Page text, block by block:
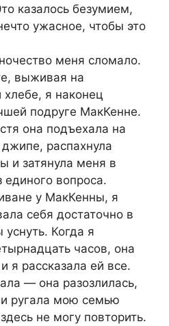
казалось безумием,
ужасное, чтобы это
меня сломало.
выживая на
я наконец
подруге МакКенне.
она подъехала на
распахнула
и затянула меня в
единого вопроса.
у МакКенны, я
себя достаточно в
уснуть. Когда я
часов, она
я рассказала ей все.
— она разозлилась,
ругала мою семью
не могу повторить.